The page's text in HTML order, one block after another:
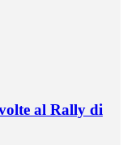
al Rally di